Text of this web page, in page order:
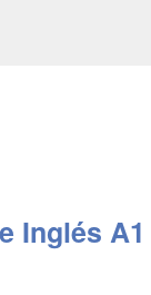
Inglés A1